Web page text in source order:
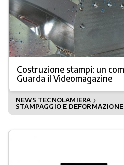
Costruzione stampi: un
Guarda il Videomagazine
NEWS TECNOLAMIERA ❯
STAMPAGGIO E DEFORMAZIONE